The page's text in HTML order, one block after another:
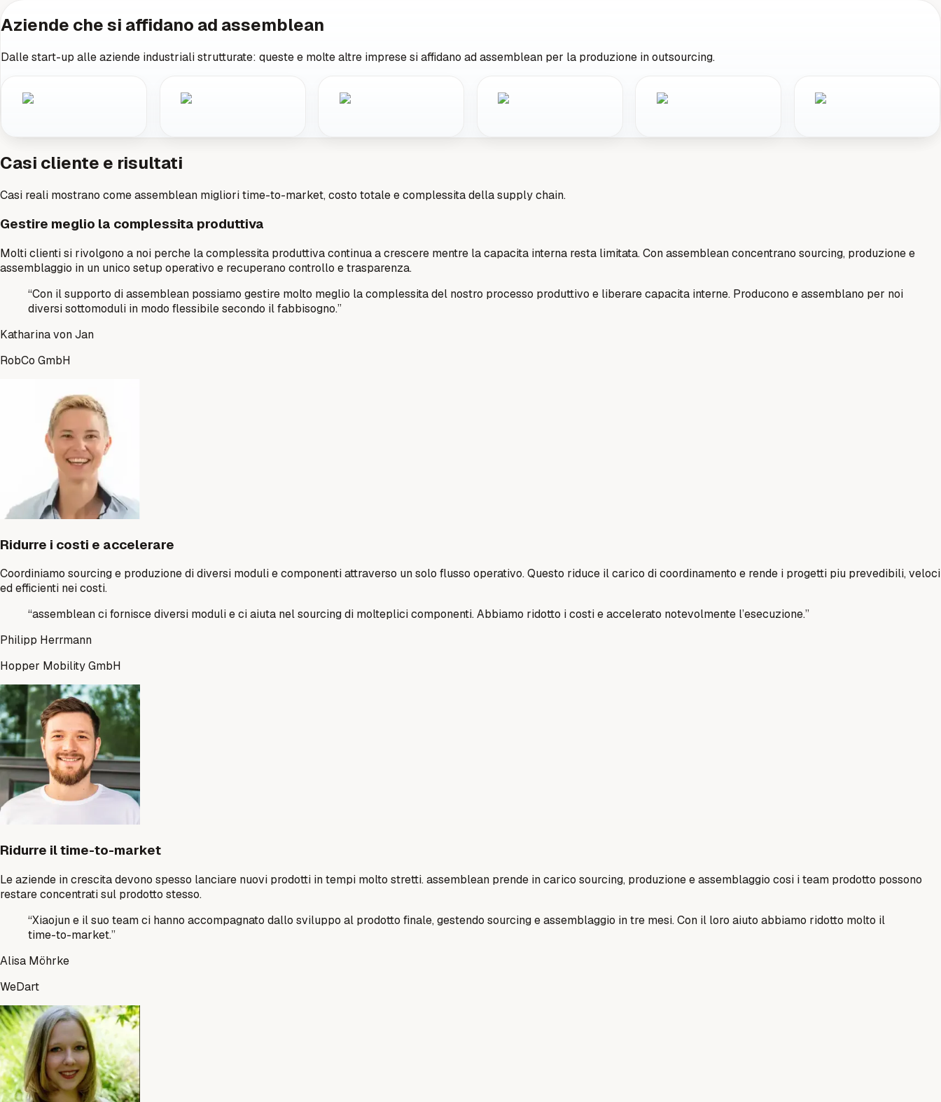
Aziende che si affidano ad assemblean
Dalle start-up alle aziende industriali strutturate: queste e molte altre imprese si affidano ad assemblean per la produzione in outsourcing.
Casi cliente e risultati
Casi reali mostrano come assemblean migliori time-to-market, costo totale e complessita della supply chain.
Gestire meglio la complessita produttiva
Molti clienti si rivolgono a noi perche la complessita produttiva continua a crescere mentre la capacita interna resta limitata. Con assemblean concentrano sourcing, produzione e
assemblaggio in un unico setup operativo e recuperano controllo e trasparenza.
“Con il supporto di assemblean possiamo gestire molto meglio la complessita del nostro processo produttivo e liberare capacita interne. Producono e assemblano per noi
diversi sottomoduli in modo flessibile secondo il fabbisogno.”
Katharina von Jan
RobCo GmbH
Ridurre i costi e accelerare
Coordiniamo sourcing e produzione di diversi moduli e componenti attraverso un solo flusso operativo. Questo riduce il carico di coordinamento e rende i progetti piu prevedibili, veloci
ed efficienti nei costi.
“assemblean ci fornisce diversi moduli e ci aiuta nel sourcing di molteplici componenti. Abbiamo ridotto i costi e accelerato notevolmente l’esecuzione.”
Philipp Herrmann
Hopper Mobility GmbH
Ridurre il time-to-market
Le aziende in crescita devono spesso lanciare nuovi prodotti in tempi molto stretti. assemblean prende in carico sourcing, produzione e assemblaggio cosi i team prodotto possono
restare concentrati sul prodotto stesso.
“Xiaojun e il suo team ci hanno accompagnato dallo sviluppo al prodotto finale, gestendo sourcing e assemblaggio in tre mesi. Con il loro aiuto abbiamo ridotto molto il
time-to-market.”
Alisa Möhrke
WeDart